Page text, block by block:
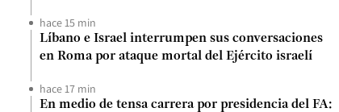
hace 15 min
Líbano e Israel interrumpen sus conversaciones
en Roma por ataque mortal del Ejército israelí
hace 17 min
En medio de tensa carrera por presidencia del FA: